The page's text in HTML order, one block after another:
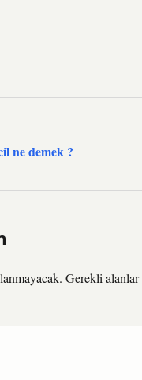
ne demek ?
Gerekli alanlar